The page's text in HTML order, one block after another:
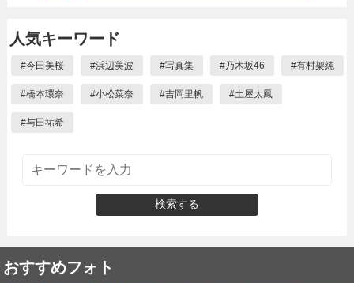
人気キーワード
#今田美桜 #浜辺美波 #写真集 #乃木坂46 #有村架純
#橋本環奈 #小松菜奈 #吉岡里帆 #土屋太鳳
#与田祐希
検索する
おすすめフォト